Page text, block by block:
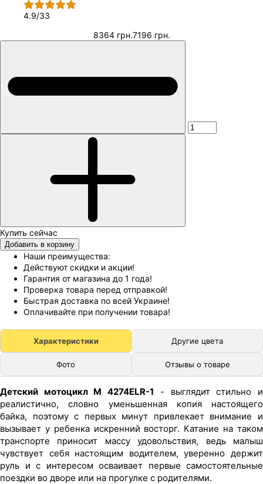
4.9/33
8364 грн.7196 грн.
Добавить в корзину
Наши преимущества:
Действуют скидки и акции!
Гарантия от магазина до 1 года!
Проверка товара перед отправкой!
Быстрая доставка по всей Украине!
Оплачивайте при получении товара!
Характеристики Другие цвета
Фото Отзывы о товаре
Детский мотоцикл M 4274ELR-1 - выглядит стильно и
реалистично, словно уменьшенная копия настоящего
байка, поэтому с первых минут привлекает внимание и
вызывает у ребенка искренний восторг. Катание на таком
транспорте приносит массу удовольствия, ведь малыш
чувствует себя настоящим водителем, уверенно держит
руль и с интересом осваивает первые самостоятельные
поездки во дворе или на прогулке с родителями.